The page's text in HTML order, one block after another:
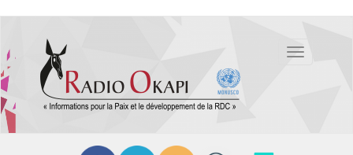
contenu
principal
Toggle